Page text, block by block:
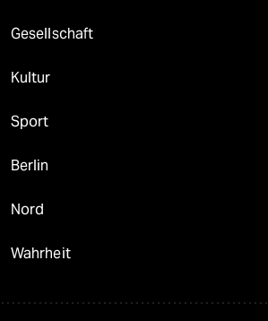
Gesellschaft
Kultur
Sport
Berlin
Nord
Wahrheit